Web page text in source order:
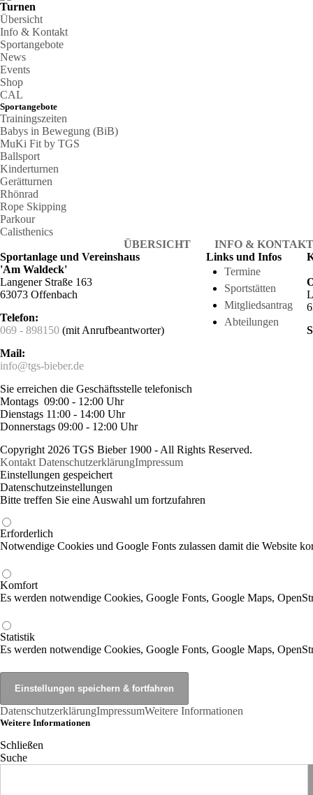
Turnen
Übersicht
Info & Kontakt
Sportangebote
News
Events
Shop
CAL
Sportangebote
Trainingszeiten
Babys in Bewegung (BiB)
MuKi Fit by TGS
Ballsport
Kinderturnen
Gerätturnen
Rhönrad
Rope Skipping
Parkour
Calisthenics
ÜBERSICHT
INFO & KONTAKT
Sportanlage und Vereinshaus
'Am Waldeck'
Langener Straße 163
63073 Offenbach
Telefon:
069 - 898150 (mit Anrufbeantworter)
Mail:
info@tgs-bieber.de
Sie erreichen die Geschäftsstelle telefonisch
Montags 09:00 - 12:00 Uhr
Dienstags 11:00 - 14:00 Uhr
Donnerstags 09:00 - 12:00 Uhr
Links und Infos
Termine
Sportstätten
Mitgliedsantrag
Abteilungen
Copyright 2026 TGS Bieber 1900 - All Rights Reserved.
Kontakt DatenschutzerklärungImpressum
Einstellungen gespeichert
Datenschutzeinstellungen
Bitte treffen Sie eine Auswahl um fortzufahren
Erforderlich
Notwendige Cookies und Google Fonts zulassen damit die Website
Komfort
Es werden notwendige Cookies, Google Fonts, Google Maps,
Statistik
Es werden notwendige Cookies, Google Fonts, Google Maps,
DatenschutzerklärungImpressumWeitere Informationen
Weitere Informationen
Schließen
Suche